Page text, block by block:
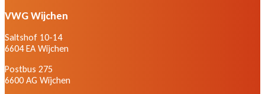
VWG Wijchen
Saltshof 10-14
6604 EA Wijchen
Postbus 275
6600 AG Wijchen